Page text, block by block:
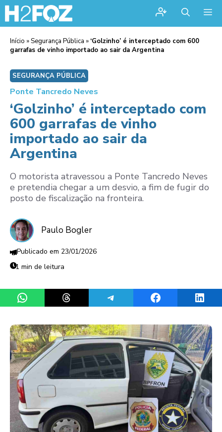
Início »Segurança Pública » ‘Golzinho’ é interceptado com 600
garrafas de vinho importado ao sair da Argentina
SEGURANÇA PÚBLICA
Ponte Tancredo Neves
‘Golzinho’ é interceptado com
600 garrafas de vinho
importado ao sair da
Argentina
O motorista atravessou a Ponte Tancredo Neves
e pretendia chegar a um desvio, a fim de fugir do
posto de fiscalização na fronteira.
Paulo Bogler
23/01/2026
1 min de leitura
Share on WhatsAppShare on ThreadsShare on TelegramShare on Facebook